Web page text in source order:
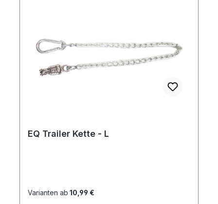
EQ Trailer Kette - L
Varianten ab 10,99 €